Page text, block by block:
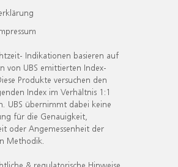
Indikationen basieren auf
von UBS emittierten Index-
Produkte versuchen den
Index im Verhältnis 1:1
UBS übernimmt dabei keine
für die Genauigkeit,
oder Angemessenheit der
Methodik.